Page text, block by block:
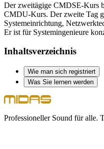
Der zweitägige CMDSE-Kurs
CMDU-Kurs. Der zweite Tag
Systemeinrichtung,
Er ist für Systemingenieure
Inhaltsverzeichnis
Wie man sich registriert
Was Sie lernen werden
Professioneller Sound für alle.